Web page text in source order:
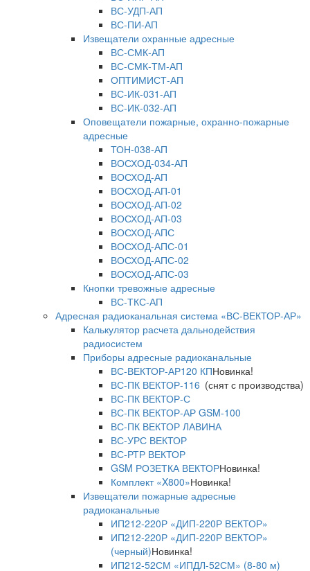
ВС-УДП-АП
ВС-ПИ-АП
Извещатели охранные адресные
ВС-СМК-АП
ВС-СМК-ТМ-АП
ОПТИМИСТ-АП
ВС-ИК-031-АП
ВС-ИК-032-АП
Оповещатели пожарные, охранно-пожарные
адресные
ТОН-038-АП
ВОСХОД-034-АП
ВОСХОД-АП
ВОСХОД-АП-01
ВОСХОД-АП-02
ВОСХОД-АП-03
ВОСХОД-АПС
ВОСХОД-АПС-01
ВОСХОД-АПС-02
ВОСХОД-АПС-03
Кнопки тревожные адресные
ВС-ТКС-АП
Адресная радиоканальная система «ВС-ВЕКТОР-АР»
Калькулятор расчета дальнодействия
радиосистем
Приборы адресные радиоканальные
ВС-ВЕКТОР-АР120 КПНовинка!
ВС-ПК ВЕКТОР-116 (снят с производства)
ВС-ПК ВЕКТОР-С
ВС-ПК ВЕКТОР-АР GSM-100
ВС-ПК ВЕКТОР ЛАВИНА
ВС-УРС ВЕКТОР
ВС-РТР ВЕКТОР
GSM РОЗЕТКА ВЕКТОРНовинка!
Комплект «X800»Новинка!
Извещатели пожарные адресные
радиоканальные
ИП212-220Р «ДИП-220Р ВЕКТОР»
ИП212-220Р «ДИП-220Р ВЕКТОР»
(черный)Новинка!
ИП212-52СМ «ИПДЛ-52СМ» (8-80 м)